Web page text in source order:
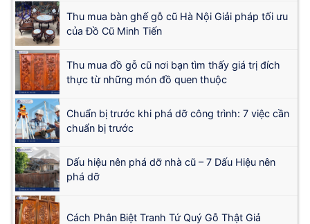
Thu mua bàn ghế gỗ cũ Hà Nội Giải pháp tối ưu
của Đồ Cũ Minh Tiến
Thu mua đồ gỗ cũ nơi bạn tìm thấy giá trị đích
thực từ những món đồ quen thuộc
Chuẩn bị trước khi phá dỡ công trình: 7 việc cần
chuẩn bị trước
Dấu hiệu nên phá dỡ nhà cũ – 7 Dấu Hiệu nên
phá dỡ
Cách Phân Biệt Tranh Tứ Quý Gỗ Thật Giả